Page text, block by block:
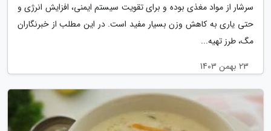
سرشار از مواد مغذی بوده و برای تقویت سیستم ایمنی، افزایش انرژی و
حتی یاری به کاهش وزن بسیار مفید است. در این مطلب از خبرنگاران
مگ، طرز تهیه...
23 بهمن 1403